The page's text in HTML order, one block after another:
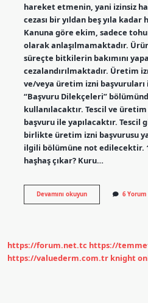
hareket etmenin, yani izinsiz
cezası bir yıldan beş yıla kadar
Kanuna göre ekim, sadece
olarak anlaşılmamaktadır.
süreçte bitkilerin bakımını
cezalandırılmaktadır. Üretim
ve/veya üretim izni başvuruları
“Başvuru Dilekçeleri”
kullanılacaktır. Tescil ve
başvuru ile yapılacaktır. Tescil
birlikte üretim izni başvurusu
ilgili bölümüne not edilecektir.
haşhaş çıkar? Kuru…
Devamını okuyunHaşhaş
Üretim
6 Yorum
https://forum.net.tc https://
https://valuederm.com.tr knight